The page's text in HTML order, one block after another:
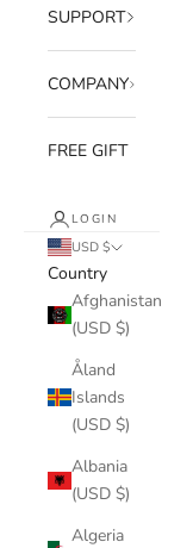
SUPPORT
COMPANY
FREE GIFT
LOGIN
USD $
Country
Afghanistan
(USD $)
Åland
Islands
(USD $)
Albania
(USD $)
Algeria